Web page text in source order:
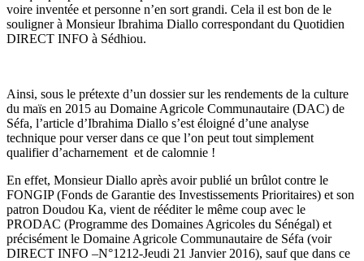
voire inventée et personne n’en sort grandi. Cela il est bon de le
souligner à Monsieur Ibrahima Diallo correspondant du Quotidien
DIRECT INFO à Sédhiou.
Ainsi, sous le prétexte d’un dossier sur les rendements de la culture
du maïs en 2015 au Domaine Agricole Communautaire (DAC) de
Séfa, l’article d’Ibrahima Diallo s’est éloigné d’une analyse
technique pour verser dans ce que l’on peut tout simplement
qualifier d’acharnement et de calomnie !
En effet, Monsieur Diallo après avoir publié un brûlot contre le
FONGIP (Fonds de Garantie des Investissements Prioritaires) et son
patron Doudou Ka, vient de rééditer le même coup avec le
PRODAC (Programme des Domaines Agricoles du Sénégal) et
précisément le Domaine Agricole Communautaire de Séfa (voir
DIRECT INFO –N°1212-Jeudi 21 Janvier 2016), sauf que dans ce